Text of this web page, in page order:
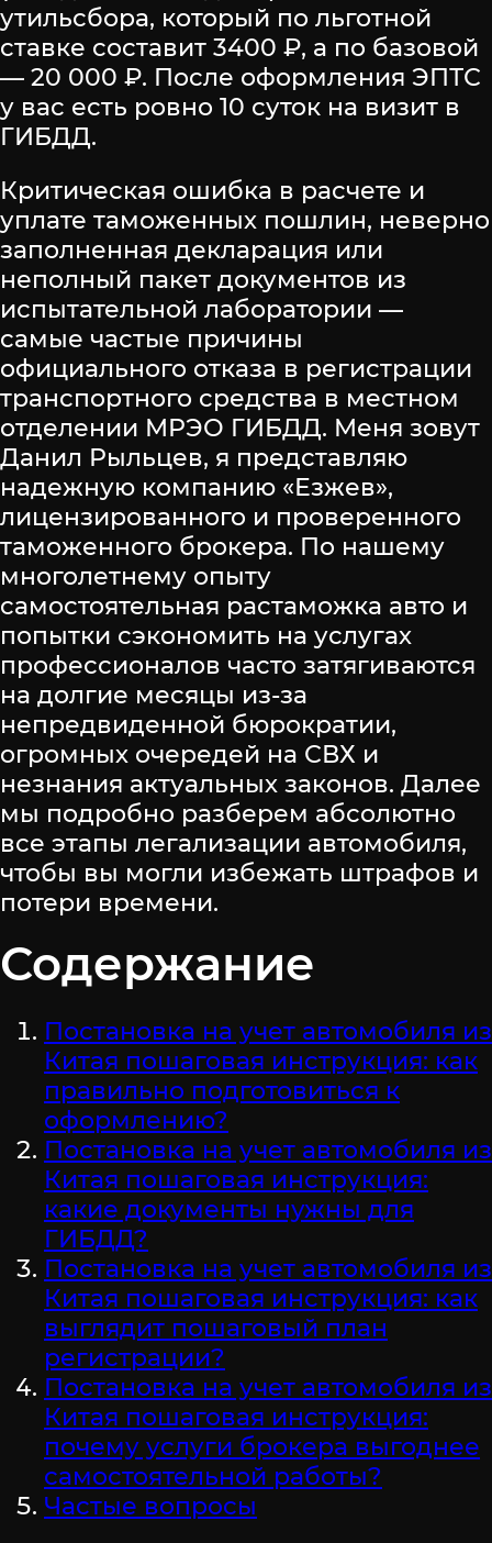
утильсбора, который по льготной
ставке составит 3400 ₽, а по базовой
— 20 000 ₽. После оформления ЭПТС
у вас есть ровно 10 суток на визит в
ГИБДД.
Критическая ошибка в расчете и
уплате таможенных пошлин, неверно
заполненная декларация или
неполный пакет документов из
испытательной лаборатории —
самые частые причины
официального отказа в регистрации
транспортного средства в местном
отделении МРЭО ГИБДД. Меня зовут
Данил Рыльцев, я представляю
надежную компанию «Езжев»,
лицензированного и проверенного
таможенного брокера. По нашему
многолетнему опыту
самостоятельная растаможка авто и
попытки сэкономить на услугах
профессионалов часто затягиваются
на долгие месяцы из-за
непредвиденной бюрократии,
огромных очередей на СВХ и
незнания актуальных законов. Далее
мы подробно разберем абсолютно
все этапы легализации автомобиля,
чтобы вы могли избежать штрафов и
потери времени.
Содержание
Постановка на учет автомобиля из
Китая пошаговая инструкция: как
правильно подготовиться к
оформлению?
Постановка на учет автомобиля из
Китая пошаговая инструкция:
какие документы нужны для
ГИБДД?
Постановка на учет автомобиля из
Китая пошаговая инструкция: как
выглядит пошаговый план
регистрации?
Постановка на учет автомобиля из
Китая пошаговая инструкция:
почему услуги брокера выгоднее
самостоятельной работы?
Частые вопросы